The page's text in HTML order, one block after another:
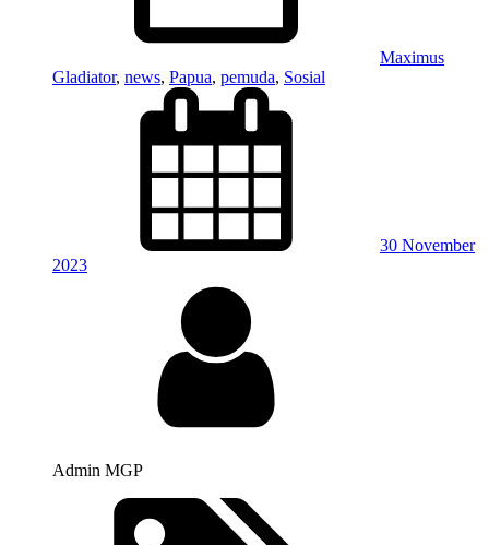
Maximus
Gladiator, news, Papua, pemuda, Sosial
30 November
2023
Admin MGP